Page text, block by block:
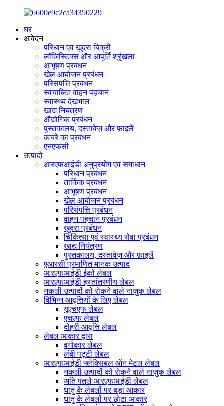
घर
आवेदन
परिधान एवं खुदरा बिक्री
लॉजिस्टिक्स और आपूर्ति श्रृंखला
आभूषण प्रबंधन
खेल आयोजन प्रबंधन
परिसंपत्ति प्रबंधन
स्वचालित वाहन पहचान
स्वास्थ्य देखभाल
खाद्य नियंत्रण
औद्योगिक प्रबंधन
पुस्तकालय, दस्तावेज़ और फ़ाइलें
कचरे का प्रबंधन
एनएफसी
उत्पादों
आरएफआईडी अनुप्रयोग एवं समाधान
परिधान प्रबंधन
तार्किक प्रबंधन
आभूषण प्रबंधन
खेल आयोजन प्रबंधन
परिसंपत्ति प्रबंधन
वाहन पहचान प्रबंधन
खुदरा प्रबंधन
चिकित्सा एवं स्वास्थ्य सेवा प्रबंधन
खाद्य नियंत्रण
पुस्तकालय, दस्तावेज़ और फ़ाइलें
एआरसी प्रमाणित मानक उत्पाद
आरएफआईडी ईको लेबल
आरएफआईडी हस्तांतरणीय लेबल
नकली उत्पादों को रोकने वाले नाजुक लेबल
विभिन्न आवृत्तियों के लिए लेबल
यूएचएफ लेबल
एचएफ लेबल
दोहरी आवृत्ति लेबल
लेबल आकार द्वारा
वर्गाकार लेबल
लंबी पट्टी लेबल
आरएफआईडी फ्लेक्सिबल ऑन मेटल लेबल
नकली उत्पादों को रोकने वाले नाजुक लेबल
अति पतले आरएफआईडी लेबल
धातु के लेबलों पर बड़ा आकार
धातु के लेबलों पर छोटा आकार